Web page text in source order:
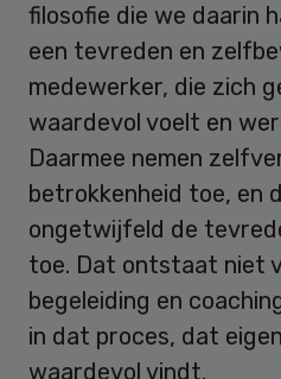
filosofie die we daarin
een tevreden en
medewerker, die zich
waardevol voelt en
Daarmee nemen
betrokkenheid toe, en
ongetwijfeld de
toe. Dat ontstaat niet
begeleiding en
in dat proces, dat
waardevol vindt.